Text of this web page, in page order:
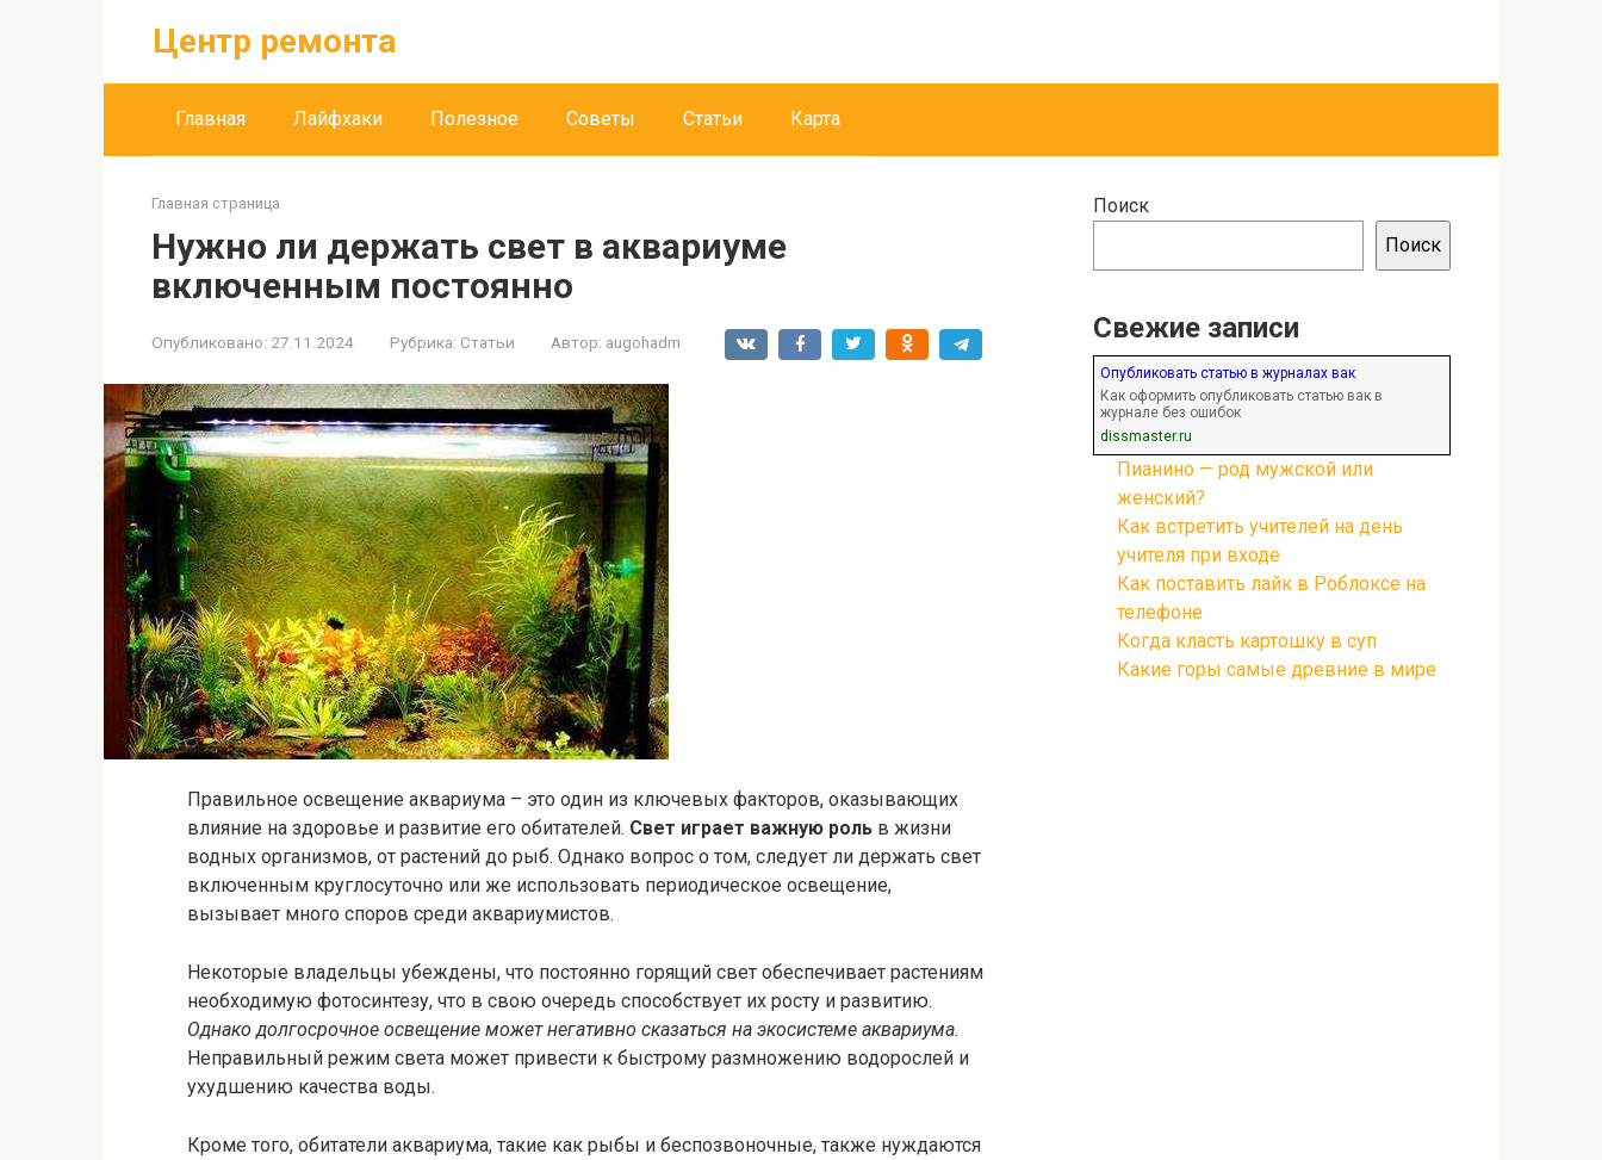
Центр ремонта
Главная Лайфхаки Полезное Советы Статьи Карта
Главная страница
Нужно ли держать свет в аквариуме
включенным постоянно
Опубликовано: 27.11.2024 Рубрика: Статьи Автор: augohadm
Правильное освещение аквариума – это один из ключевых факторов, оказывающих
влияние на здоровье и развитие его обитателей. Свет играет важную роль в жизни
водных организмов, от растений до рыб. Однако вопрос о том, следует ли держать свет
включенным круглосуточно или же использовать периодическое освещение,
вызывает много споров среди аквариумистов.
Некоторые владельцы убеждены, что постоянно горящий свет обеспечивает растениям
необходимую фотосинтезу, что в свою очередь способствует их росту и развитию.
Однако долгосрочное освещение может негативно сказаться на экосистеме аквариума.
Неправильный режим света может привести к быстрому размножению водорослей и
ухудшению качества воды.
Кроме того, обитатели аквариума, такие как рыбы и беспозвоночные, также нуждаются
Поиск
Поиск
Свежие записи
Опубликовать статью в журналах вак
Как оформить опубликовать статью вак в
журнале без ошибок
dissmaster.ru
Пианино — род мужской или
женский?
Как встретить учителей на день
учителя при входе
Как поставить лайк в Роблоксе на
телефоне
Когда класть картошку в суп
Какие горы самые древние в мире